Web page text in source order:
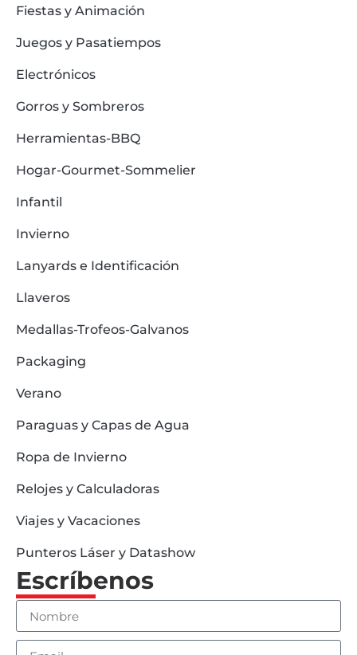
Fiestas y Animación
Juegos y Pasatiempos
Electrónicos
Gorros y Sombreros
Herramientas-BBQ
Hogar-Gourmet-Sommelier
Infantil
Invierno
Lanyards e Identificación
Llaveros
Medallas-Trofeos-Galvanos
Packaging
Verano
Paraguas y Capas de Agua
Ropa de Invierno
Relojes y Calculadoras
Viajes y Vacaciones
Punteros Láser y Datashow
Escríbenos